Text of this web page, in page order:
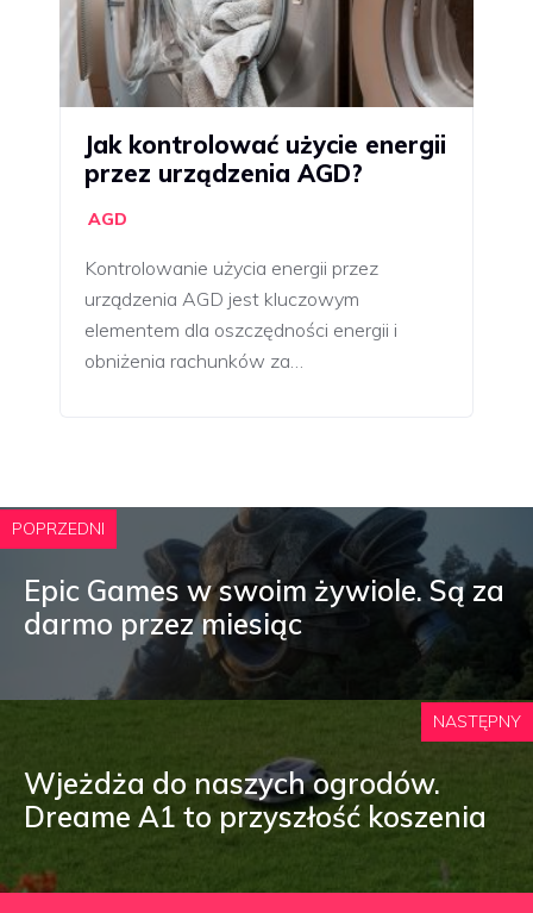
Jak kontrolować użycie energii
przez urządzenia AGD?
AGD
Kontrolowanie użycia energii przez
urządzenia AGD jest kluczowym
elementem dla oszczędności energii i
obniżenia rachunków za…
POPRZEDNI
Epic Games w swoim żywiole. Są za
darmo przez miesiąc
NASTĘPNY
Wjeżdża do naszych ogrodów.
Dreame A1 to przyszłość koszenia